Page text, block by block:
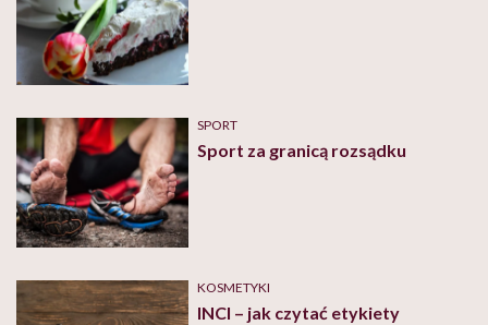
SPORT
Sport za granicą rozsądku
KOSMETYKI
INCI – jak czytać etykiety